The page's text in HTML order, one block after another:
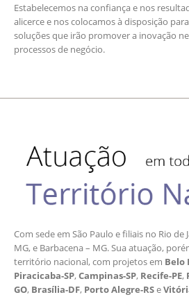
Estabelecemos na confiança e nos
alicerce e nos colocamos à disposição
soluções que irão promover a inovação
processos de negócio.
Com sede em São Paulo e filiais no Rio de
MG, e Barbacena – MG. Sua atuação,
território nacional, com projetos em Belo
Piracicaba-SP,Campinas-SP, Recife-PE,
GO, Brasília-DF, Porto Alegre-RSe